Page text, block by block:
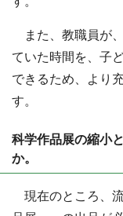
また、教職員が
ていた時間を、子
できるため、より
す。
科学作品展の縮小
か。
現在のところ、